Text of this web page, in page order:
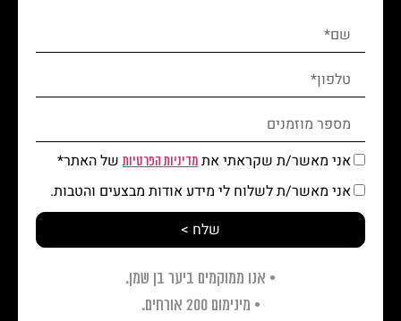
אני מאשר/ת שקראתי את מדיניות הפרטיותשל האתר*
אני מאשר/ת לשלוח לי מידע אודות מבצעים והטבות.
שלח >
• אנו ממוקמים ביער בן שמן.
• מינימום 200 אורחים.